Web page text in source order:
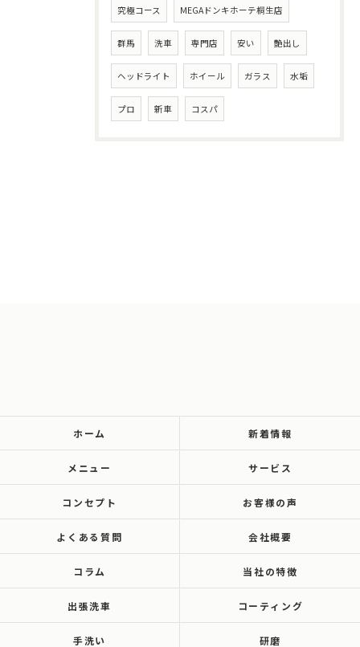
究極コース MEGAドンキホーテ桐生店
群馬 洗車 専門店 安い 艶出し
ヘッドライト ホイール ガラス 水垢
プロ 新車 コスパ
ホーム 新着情報
メニュー サービス
コンセプト お客様の声
よくある質問 会社概要
コラム 当社の特徴
出張洗車 コーティング
手洗い 研磨